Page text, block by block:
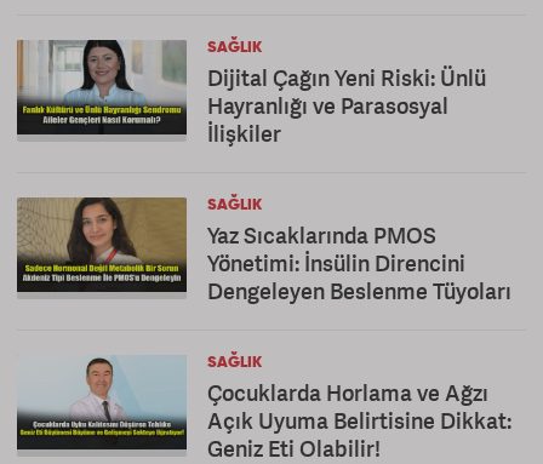
SAĞLIK
Dijital Çağın Yeni Riski: Ünlü
Hayranlığı ve Parasosyal
İlişkiler
SAĞLIK
Yaz Sıcaklarında PMOS
Yönetimi: İnsülin Direncini
Dengeleyen Beslenme Tüyoları
SAĞLIK
Çocuklarda Horlama ve Ağzı
Açık Uyuma Belirtisine Dikkat:
Geniz Eti Olabilir!